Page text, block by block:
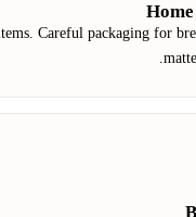
Careful packaging for